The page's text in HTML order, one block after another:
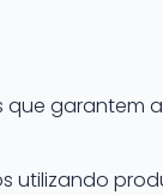
garantem
utilizando